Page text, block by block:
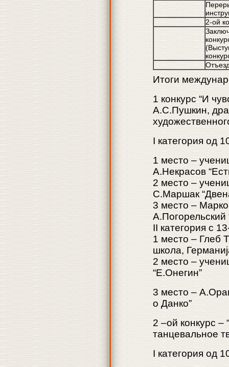
2-ой
Итоги
1 конкурс “И
А.С.Пушкин,
I категория од
1 место –
A.Некрасов
2 место –
С.Маршак
3 место –
А.Погорельский
II категория с
1 место – Глеб
школа,
2 место –
“Е.Онегин”
3 место –
о Данко”
2 –ой конкурс –
танцевальное
I категория од